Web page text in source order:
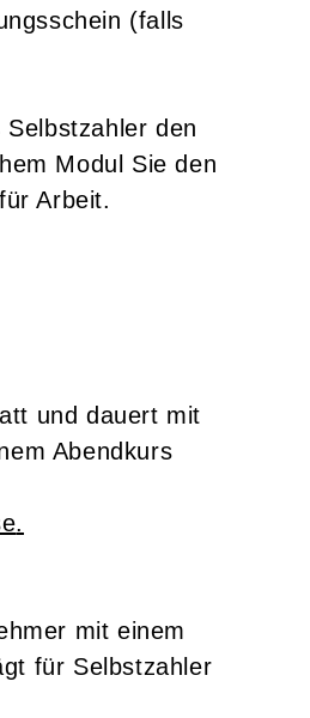
(falls
den
Modul Sie den
Arbeit.
und dauert mit
Abendkurs
.
mit einem
für Selbstzahler